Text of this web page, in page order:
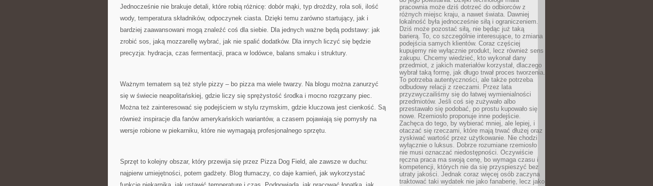
Jednocześnie nie brakuje detali, które robią różnicę: dobór mąki, typ drożdży, rola soli, ilość
wody, temperatura składników, odpoczynek ciasta. Dzięki temu zarówno startujący, jak i
bardziej zaawansowani mogą znaleźć coś dla siebie. Dla jednych ważne będą podstawy: jak
zrobić sos, jaką mozzarellę wybrać, jak nie spalić dodatków. Dla innych liczyć się będzie
precyzja: hydracja, czas fermentacji, praca w lodówce, balans smaku i struktury.
Ważnym tematem są też style pizzy – bo pizza ma wiele twarzy. Na blogu można zanurzyć
się w świecie neapolitańskiej, gdzie liczy się sprężystość środka i mocno rozgrzany piec.
Można też zainteresować się podejściem w stylu rzymskim, gdzie kluczowa jest cienkość. Są
również inspiracje dla fanów amerykańskich wariantów, a czasem pojawiają się pomysły na
wersje robione w piekarniku, które nie wymagają profesjonalnego sprzętu.
Sprzęt to kolejny obszar, który przewija się przez Pizza Dog Field, ale zawsze w duchu:
najpierw umiejętności, potem gadżety. Blog tłumaczy, co daje kamień, jak wykorzystać
pracownia może dziś dotrzeć do odbiorców z
różnych miejsc kraju, a nawet świata. Dawniej
lokalność była jednocześnie siłą i ograniczeniem.
Dziś może pozostać siłą, nie będąc już taką
barierą. To, co szczególnie interesujące, to zmiana
podejścia samych klientów. Coraz częściej
kupujemy nie wyłącznie produkt, lecz również sens
zakupu. Chcemy wiedzieć, kto wykonał dany
przedmiot, z jakich materiałów korzystał, dlaczego
wybrał taką formę, jak długo trwał proces tworzenia.
To potrzeba autentyczności, ale także potrzeba
odbudowy relacji z rzeczami. Przez lata
przyzwyczailiśmy się do łatwej wymienialności
przedmiotów. Jeśli coś się zużywało albo
przestawało się podobać, po prostu kupowało się
nowe. Rzemiosło proponuje inne podejście.
Zachęca do tego, by wybierać mniej, ale lepiej, i
otaczać się rzeczami, które mają trwać dłużej oraz
zyskiwać wartość przez użytkowanie. Nie chodzi
wyłącznie o luksus. Dobrze rozumiane rzemiosło
nie musi oznaczać niedostępności. Oczywiście
ręczna praca ma swoją cenę, bo wymaga czasu i
kompetencji, których nie da się przyspieszyć bez
utraty jakości. Jednak coraz więcej osób zaczyna
traktować taki wydatek nie jako fanaberię, lecz jako